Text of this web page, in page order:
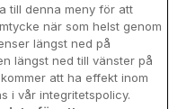
till denna meny för att
när som helst genom
längst ned på
längst ned till vänster på
att ha effekt inom
i vår integritetspolicy.